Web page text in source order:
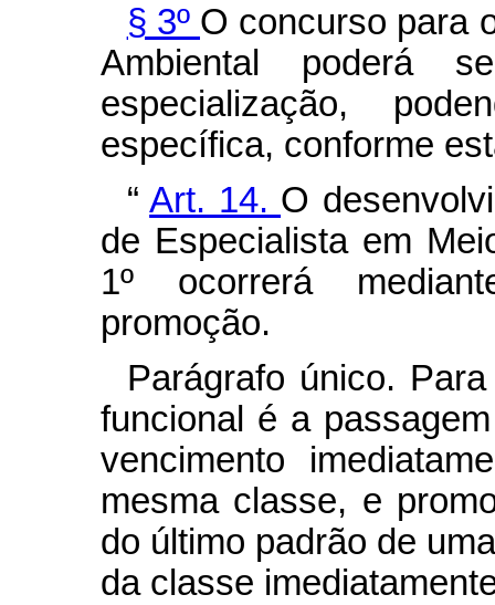
§ 3º O concurso para
Ambiental poderá
especialização,
específica, conforme
“Art. 14. O
de Especialista em
1º ocorrerá
promoção.
Parágrafo único.
funcional é a
vencimento
mesma classe, e
do último padrão de
da classe